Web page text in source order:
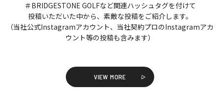
＃BRIDGESTONE GOLFなど関連ハッシュタグを付けて
投稿いただいた中から、素敵な投稿をご紹介します。
（当社公式Instagramアカウント、当社契約プロのInstagramアカ
ウント等の投稿も含みます）
VIEW MORE